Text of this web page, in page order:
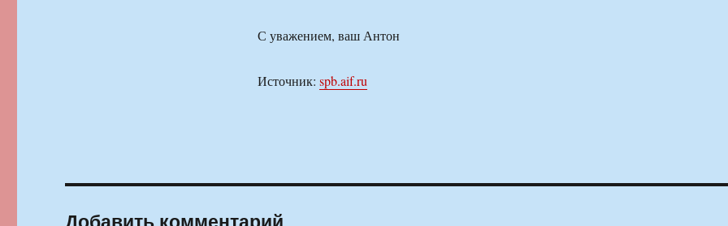
С уважением, ваш Антон
Источник: spb.aif.ru